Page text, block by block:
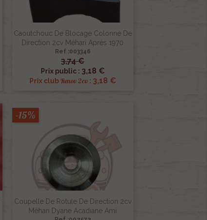
Caoutchouc De Blocage Colonne De
Direction 2cv Méhari Après 1970
Ref :003346
3,74 €
Prix public : 3,18 €
Prix club Renov 2cv: 3,18 €
 Aperçu rapide
Coupelle De Rotule De Direction 2cv
Méhari Dyane Acadiane Ami
-15%